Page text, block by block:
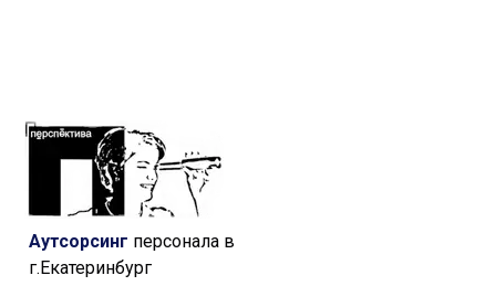
Аутсорсинг персонала в
г.Екатеринбург